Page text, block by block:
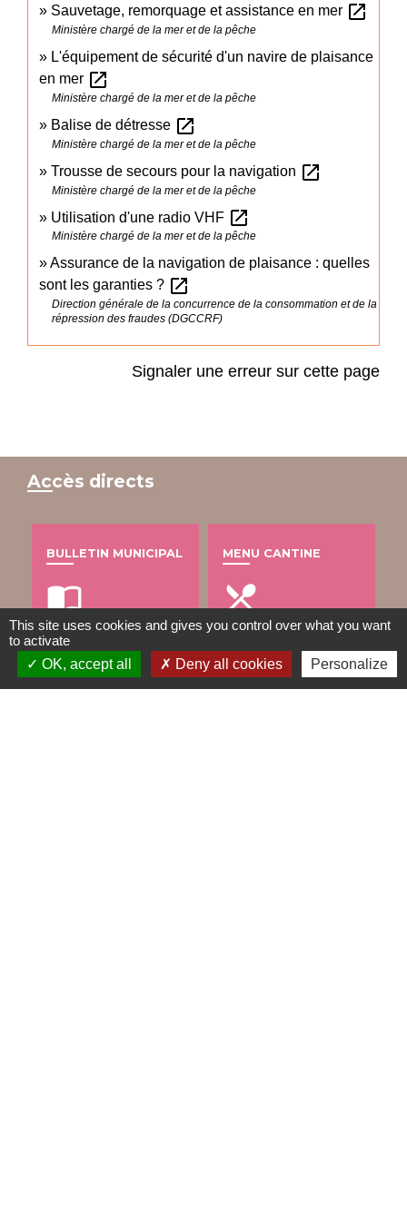
Sauvetage, remorquage et assistance en mer open_in_new
Ministère chargé de la mer et de la pêche
L'équipement de sécurité d'un navire de plaisance
en mer open_in_new
Ministère chargé de la mer et de la pêche
Balise de détresse open_in_new
Ministère chargé de la mer et de la pêche
Trousse de secours pour la navigation open_in_new
Ministère chargé de la mer et de la pêche
Utilisation d'une radio VHF open_in_new
Ministère chargé de la mer et de la pêche
Assurance de la navigation de plaisance : quelles
sont les garanties ? open_in_new
Direction générale de la concurrence de la consommation et de la
répression des fraudes (DGCCRF)
Signaler une erreur sur cette page
Accès directs
BULLETIN MUNICIPAL
import_contacts
MENU CANTINE
local_dining
TRAVAUX EN COURS VOS DÉMARCHES
This site uses cookies and gives you control over what you want
to activate
OK, accept all
Deny all cookies Personalize